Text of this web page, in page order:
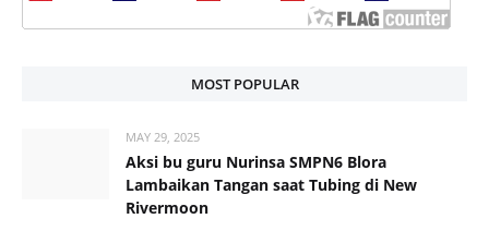
MOST POPULAR
MAY 29, 2025
Aksi bu guru Nurinsa SMPN6 Blora
Lambaikan Tangan saat Tubing di New
Rivermoon